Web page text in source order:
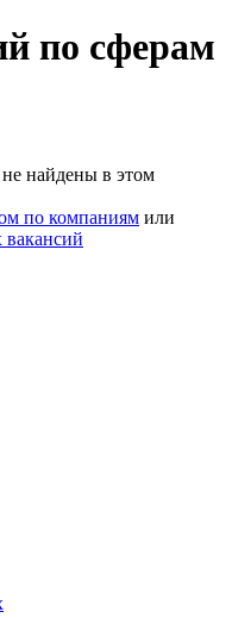
по сферам
найдены в этом
по компаниям или